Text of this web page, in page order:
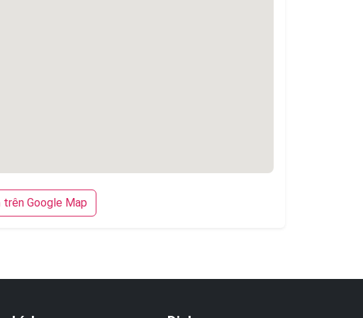
Google Map